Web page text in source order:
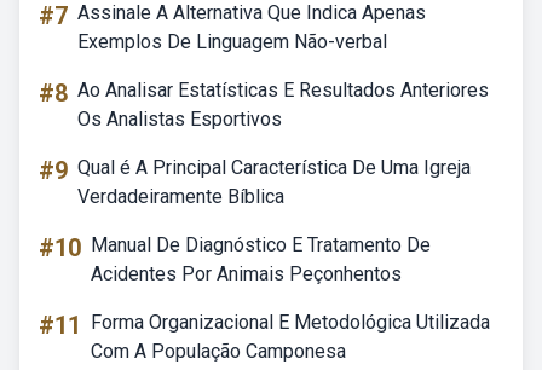
#7 Assinale A Alternativa Que Indica Apenas
Exemplos De Linguagem Não-verbal
#8 Ao Analisar Estatísticas E Resultados Anteriores
Os Analistas Esportivos
#9 Qual é A Principal Característica De Uma Igreja
Verdadeiramente Bíblica
#10 Manual De Diagnóstico E Tratamento De
Acidentes Por Animais Peçonhentos
#11
Forma Organizacional E Metodológica Utilizada
Com A População Camponesa